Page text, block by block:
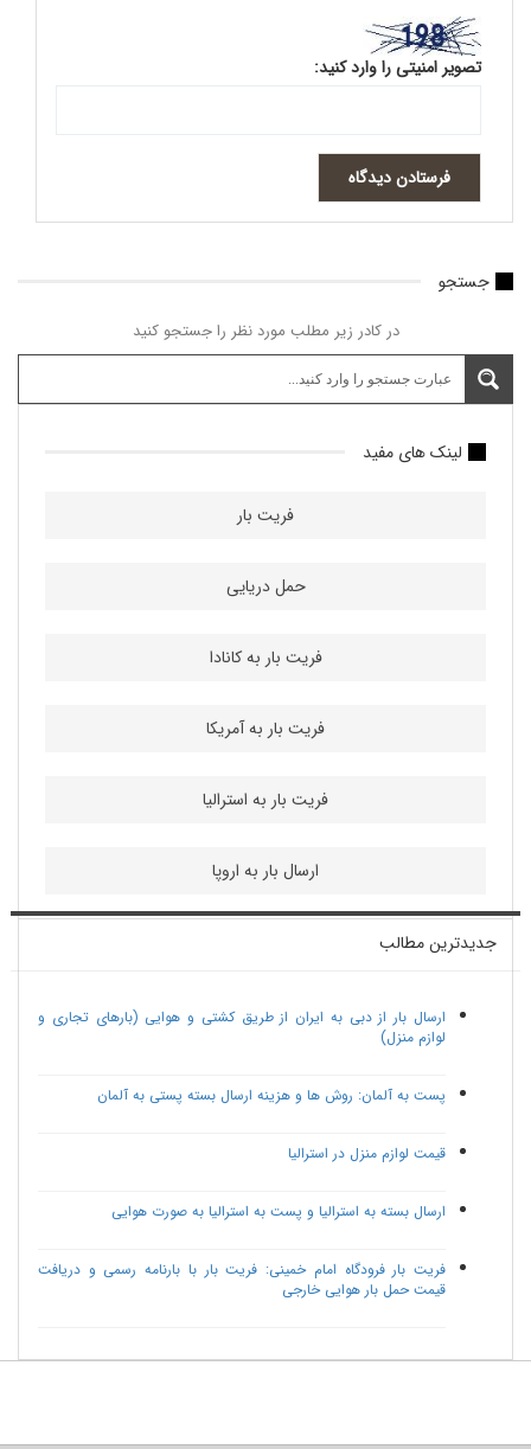
تصویر امنیتی را وارد کنید:
جستجو
در کادر زیر مطلب مورد نظر را جستجو کنید
لینک های مفید
فریت بار
حمل دریایی
فریت بار به کانادا
فریت بار به آمریکا
فریت بار به استرالیا
ارسال بار به اروپا
جدیدترین مطالب
ارسال بار از دبی به ایران از طریق کشتی و هوایی (بارهای تجاری و
لوازم منزل)
پست به آلمان: روش ها و هزینه ارسال بسته پستی به آلمان
قیمت لوازم منزل در استرالیا
ارسال بسته به استرالیا و پست به استرالیا به صورت هوایی
فریت بار فرودگاه امام خمینی: فریت بار با بارنامه رسمی و دریافت
قیمت حمل بار هوایی خارجی